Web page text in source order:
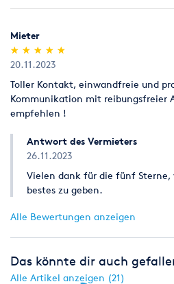
Mieter
(*)
★
★
(*) ★
★
(*) ★
★
(*) ★
★
(*) ★
★
20.11.2023
Toller Kontakt, einwandfreie und
Kommunikation mit reibungsfreier
empfehlen !
Antwort des Vermieters
26.11.2023
Vielen dank für die fünf Sterne,
bestes zu geben.
Alle Bewertungen anzeigen
Das könnte dir auch
Alle Artikel anzeigen (21)